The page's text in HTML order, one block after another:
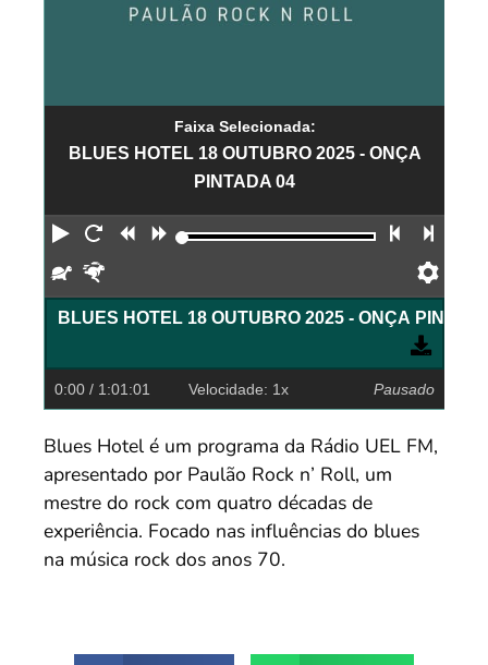
Faixa Selecionada:
BLUES HOTEL 18 OUTUBRO 2025 - ONÇA
PINTADA 04
Reproduzir
Reiniciar
Retroceder
Avançar Faixa
Devagar
0:00 / 1:01:01 Velocidade: 1x Pausado
Blues Hotel é um programa da Rádio UEL FM,
apresentado por Paulão Rock n’ Roll, um
mestre do rock com quatro décadas de
experiência. Focado nas influências do blues
na música rock dos anos 70.